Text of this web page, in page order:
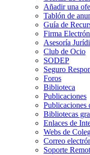
Añadir una
Tablón de
Guía de
Firma
Asesoría
Club de Ocio
SODEP
Seguro
Foros
Biblioteca
Publicaciones
Publicaciones
Bibliotecas
Enlaces de
Webs de
Correo
Soporte